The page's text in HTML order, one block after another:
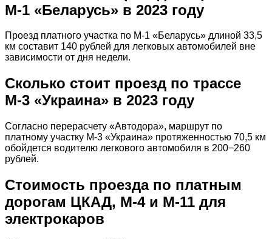
М-1 «Беларусь» в 2023 году
Проезд платного участка по М-1 «Беларусь» длиной 33,5
км составит 140 рублей для легковых автомобилей вне
зависимости от дня недели.
Сколько стоит проезд по трассе
М-3 «Украина» в 2023 году
Согласно перерасчету «Автодора», маршрут по
платному участку М-3 «Украина» протяженностью 70,5 км
обойдется водителю легкового автомобиля в 200−260
рублей.
Стоимость проезда по платным
дорогам ЦКАД, М-4 и М-11 для
электрокаров